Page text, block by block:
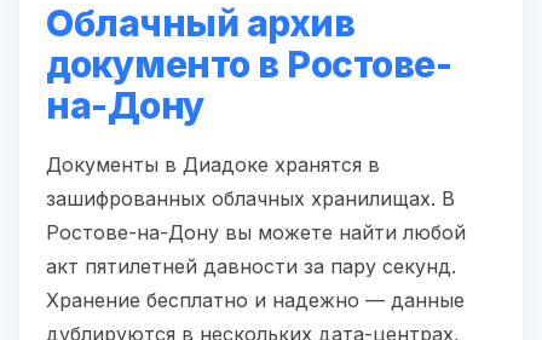
Облачный архив
документо в Ростове-
на-Дону
Документы в Диадоке хранятся в
зашифрованных облачных хранилищах. В
Ростове-на-Дону вы можете найти любой
акт пятилетней давности за пару секунд.
Хранение бесплатно и надежно — данные
дублируются в нескольких дата-центрах,